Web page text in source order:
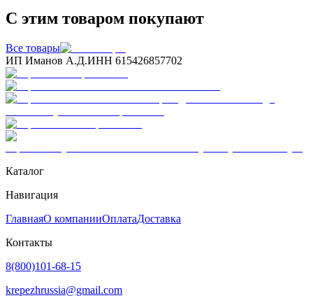
С этим товаром покупают
Все товары
ИП Иманов А.Д.ИНН 615426857702
Каталог
Навигация
ГлавнаяО компанииОплатаДоставка
Контакты
8(800)101-68-15
krepezhrussia@gmail.com